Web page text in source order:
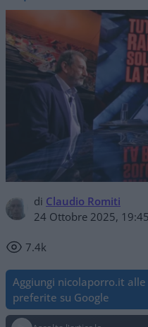
di Claudio Romiti
24 Ottobre 2025, 19:45
7.4k
Aggiungi nicolaporro.it
preferite su Google